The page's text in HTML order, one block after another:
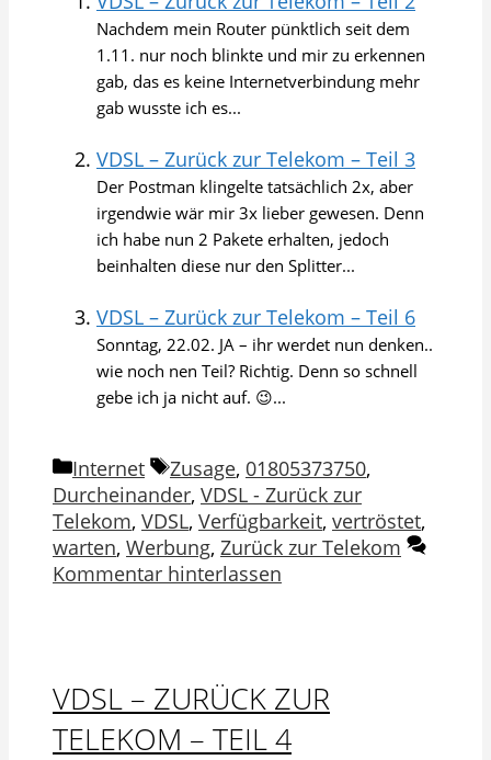
Nachdem mein Router pünktlich seit dem
1.11. nur noch blinkte und mir zu erkennen
gab, das es keine Internetverbindung mehr
gab wusste ich es...
VDSL – Zurück zur Telekom – Teil 3
Der Postman klingelte tatsächlich 2x, aber
irgendwie wär mir 3x lieber gewesen. Denn
ich habe nun 2 Pakete erhalten, jedoch
beinhalten diese nur den Splitter...
VDSL – Zurück zur Telekom – Teil 6
Sonntag, 22.02. JA – ihr werdet nun denken..
wie noch nen Teil? Richtig. Denn so schnell
gebe ich ja nicht auf. 😉...
Kategorien
Internet Schlagwörter
Zusage, 01805373750,
Durcheinander, VDSL - Zurück zur
Telekom, VDSL, Verfügbarkeit, vertröstet,
warten, Werbung, Zurück zur Telekom
Kommentar hinterlassen
VDSL – ZURÜCK ZUR
TELEKOM – TEIL 4